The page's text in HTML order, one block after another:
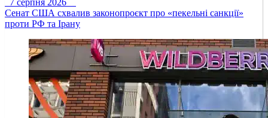
7 серпня 2026
Сенат США схвалив законопроєкт про «пекельні санкції»
проти РФ та Ірану